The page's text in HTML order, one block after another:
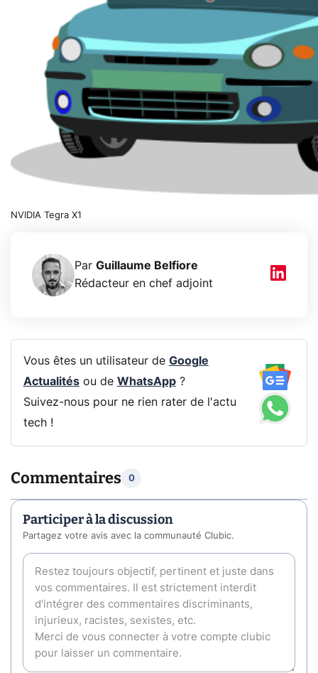
NVIDIA Tegra X1
Par Guillaume Belfiore
Rédacteur en chef adjoint
Vous êtes un utilisateur de Google
Actualitésou de WhatsApp?
Suivez-nous pour ne rien rater de l'actu
tech !
Commentaires 0
Participer à la discussion
Partagez votre avis avec la communauté Clubic.